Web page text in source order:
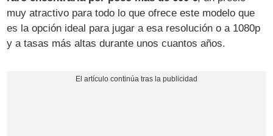
muy atractivo para todo lo que ofrece este modelo que
es la opción ideal para jugar a esa resolución o a 1080p
y a tasas más altas durante unos cuantos años.